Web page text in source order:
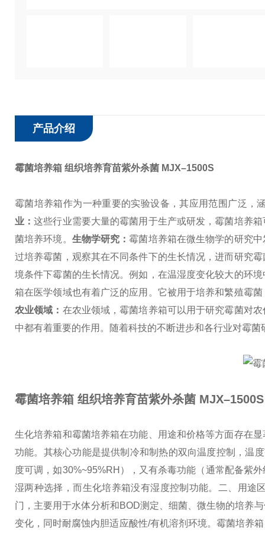
产品介绍
霉菌培养箱 组织培养育苗紫外杀菌 MJX–1500S
霉菌培养箱作为一种重要的实验设备，其应用范围广泛，
业：这些行业需要大量的霉菌用于生产或研发，霉菌培养
菌培养环境。 生物学研究：霉菌培养箱在微生物学的研究
过培养霉菌，观察其在不同条件下的生长情况，进而研究
境条件下霉菌的生长情况。例如，在温湿度变化较大的环
箱在医学领域也有着广泛的应用。它被用于培养和繁殖霉
农业领域： 在农业领域，霉菌培养箱可以用于研究霉菌对
中都有着重要的作用。随着科技的不断进步和各行业对霉
霉菌培养箱 组织培养育苗紫外杀菌 MJX–1500S
生化培养箱和霉菌培养箱在功能、用途和价格等方面存在
功能。其核心功能是提供制冷和制热的双向温度控制，
度可调，如30%~95%RH），又有杀毒功能（通常配备紫
湿两种选择，而生化培养箱没有湿度控制功能。
二、用途
门，主要用于水体分析和BOD测定、细菌、微生物的培养
变化，同时耐腐蚀内胆适应酸性/有机溶剂环境。霉菌培养